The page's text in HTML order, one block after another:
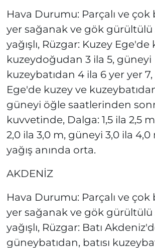
Hava Durumu: Parçalı ve
yer sağanak ve gök gürültülü
yağışlı, Rüzgar: Kuzey Ege'de
kuzeydoğudan 3 ila 5, güneyi
kuzeybatıdan 4 ila 6 yer yer
Ege'de kuzey ve
güneyi öğle saatlerinden
kuvvetinde, Dalga: 1,5 ila 2,5
2,0 ila 3,0 m, güneyi 3,0 ila 4,0
yağış anında orta.
AKDENİZ
Hava Durumu: Parçalı ve
yer sağanak ve gök gürültülü
yağışlı, Rüzgar: Batı
güneybatıdan, batısı